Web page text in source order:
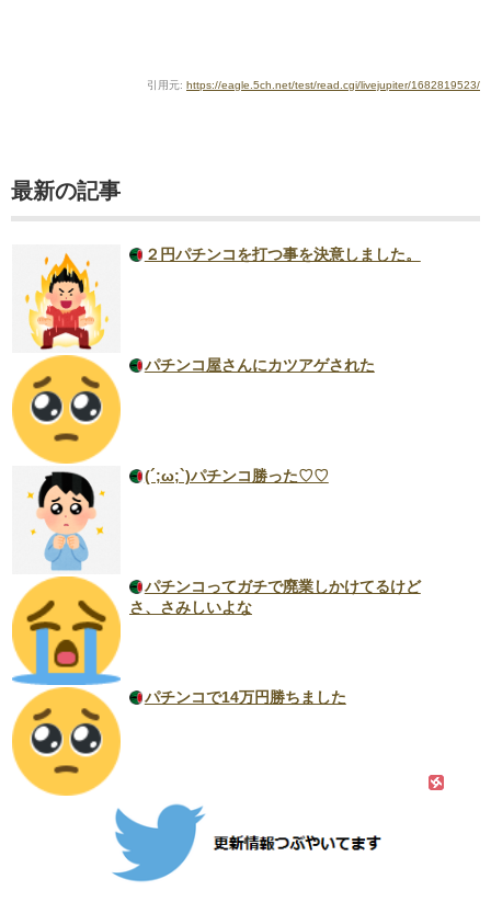
引用元: https://eagle.5ch.net/test/read.cgi/livejupiter/1682819523/
最新の記事
２円パチンコを打つ事を決意しました。
パチンコ屋さんにカツアゲされた
(´;ω;`)パチンコ勝った♡♡
パチンコってガチで廃業しかけてるけど
さ、さみしいよな
パチンコで14万円勝ちました